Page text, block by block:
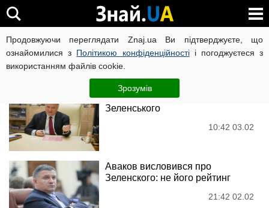
Продовжуючи переглядати Znaj.ua Ви підтверджуєте, що
ознайомилися з Політикою конфіденційностіі погоджуєтеся з
використанням файлів cookie.
Зрозумів
Арсен Аваков
Новини
Аваков вперше висловився про
Зеленського
10:42 03.02
Аваков висловився про
Зеленского: не його рейтинг
21:42 02.02